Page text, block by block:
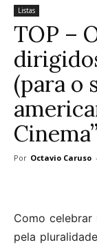
Listas
TOP –
(para o
Por Octavio Caruso -
Como celebrar
pela